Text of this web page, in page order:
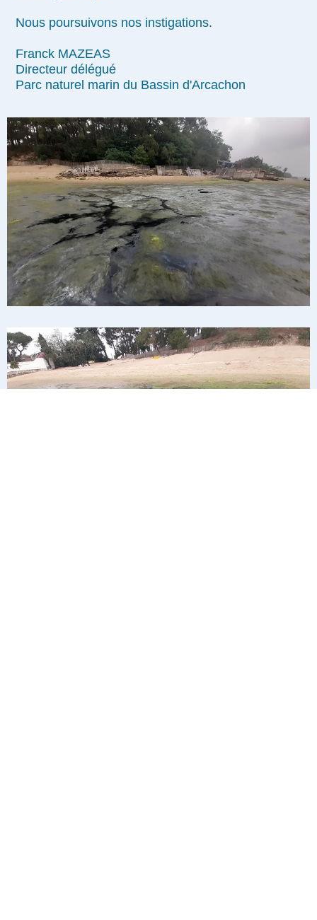
Nous poursuivons nos instigations.
Franck MAZEAS
Directeur délégué
Parc naturel marin du Bassin d'Arcachon